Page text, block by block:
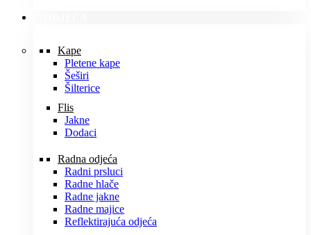
Kape
Pletene kape
Šeširi
Šilterice
Flis
Jakne
Dodaci
Radna odjeća
Radni prsluci
Radne hlače
Radne jakne
Radne majice
Reflektirajuća odjeća